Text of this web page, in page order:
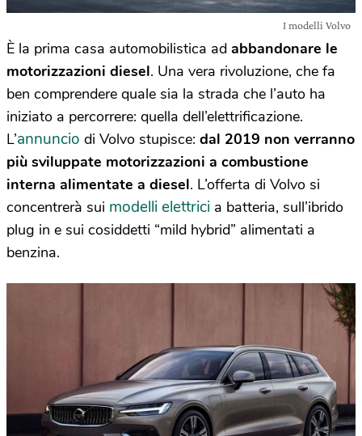
I modelli Volvo
È la prima casa automobilistica ad abbandonare le
motorizzazioni diesel. Una vera rivoluzione, che fa
ben comprendere quale sia la strada che l’auto ha
iniziato a percorrere: quella dell’elettrificazione.
L’annuncio di Volvo stupisce: dal 2019 non verranno
più sviluppate motorizzazioni a combustione
interna alimentate a diesel. L’offerta di Volvo si
concentrerà sui modelli elettrici a batteria, sull’ibrido
plug in e sui cosiddetti “mild hybrid” alimentati a
benzina.